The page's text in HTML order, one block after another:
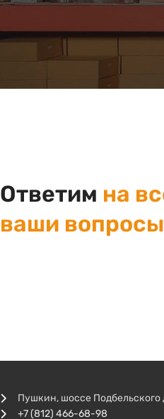
Ответим на
ваши вопросы
Пушкин, шоссе Подбельского
+7 (812) 466-68-98